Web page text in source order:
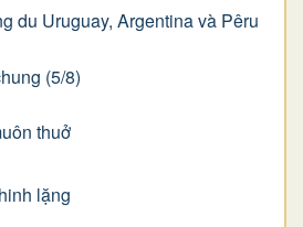
du Uruguay, Argentina và Pêru
(5/8)
thuở
lặng